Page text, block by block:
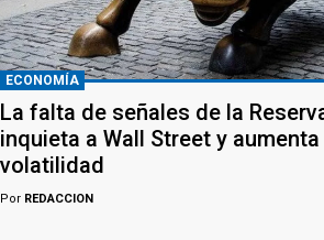
ECONOMÍA
La falta de señales de la
inquieta a Wall Street y
volatilidad
Por REDACCION